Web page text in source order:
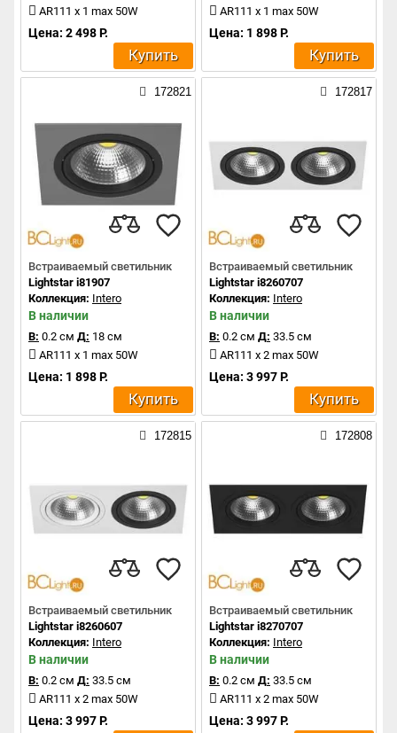
AR111 x 1 max 50W
Цена: 2 498 Р.
Купить
AR111 x 1 max 50W
Цена: 1 898 Р.
Купить
172821
Встраиваемый светильник
Lightstar i81907
Коллекция: Intero
В наличии
В: 0.2 см Д: 18 см
AR111 x 1 max 50W
Цена: 1 898 Р.
Купить
172817
Встраиваемый светильник
Lightstar i8260707
Коллекция: Intero
В наличии
В: 0.2 см Д: 33.5 см
AR111 x 2 max 50W
Цена: 3 997 Р.
Купить
172815
Встраиваемый светильник
Lightstar i8260607
Коллекция: Intero
В наличии
В: 0.2 см Д: 33.5 см
AR111 x 2 max 50W
Цена: 3 997 Р.
172808
Встраиваемый светильник
Lightstar i8270707
Коллекция: Intero
В наличии
В: 0.2 см Д: 33.5 см
AR111 x 2 max 50W
Цена: 3 997 Р.